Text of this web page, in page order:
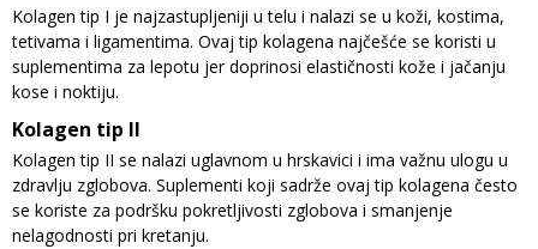
Kolagen tip I je najzastupljeniji u telu i nalazi se u koži, kostima,
tetivama i ligamentima. Ovaj tip kolagena najčešće se koristi u
suplementima za lepotu jer doprinosi elastičnosti kože i jačanju
kose i noktiju.
Kolagen tip II
Kolagen tip II se nalazi uglavnom u hrskavici i ima važnu ulogu u
zdravlju zglobova. Suplementi koji sadrže ovaj tip kolagena često
se koriste za podršku pokretljivosti zglobova i smanjenje
nelagodnosti pri kretanju.